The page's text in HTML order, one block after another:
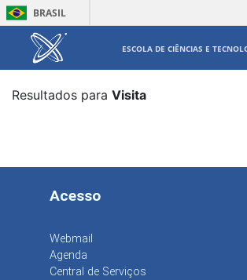
BRASIL
ESCOLA DE CIÊNCIAS E
Resultados para Visita
Acesso
Webmail
Agenda
Central de Serviços